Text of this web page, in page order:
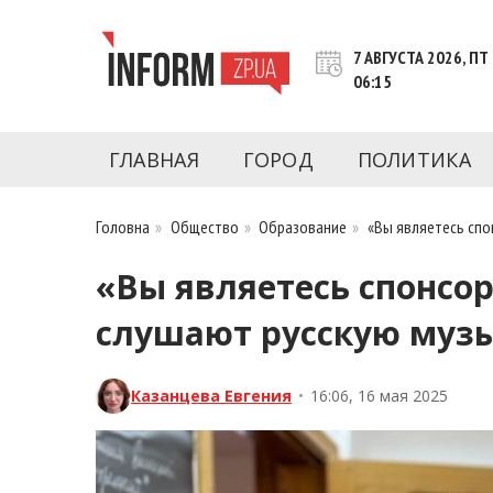
INFORM.ZP.UA – это информационный
последние новости Запорожья и
7 АВГУСТА 2026, ПТ
06:15
ГЛАВНАЯ ГОРОД ПОЛИТИКА
Головна » Общество »Образование » «Вы являетесь
«Вы являетесь
слушают русскую
Казанцева Евгения • 16:06, 16 мая 2025